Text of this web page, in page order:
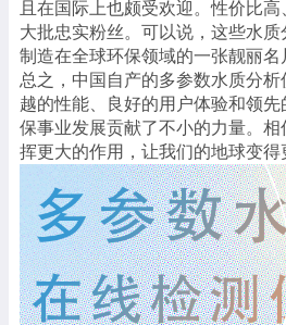
且在国际上也颇受欢迎。性价比
大批忠实粉丝。可以说，这些水质
制造在全球环保领域的一张靓丽名
总之，中国自产的多参数水质分
越的性能、良好的用户体验和领
保事业发展贡献了不小的力量。
挥更大的作用，让我们的地球变得